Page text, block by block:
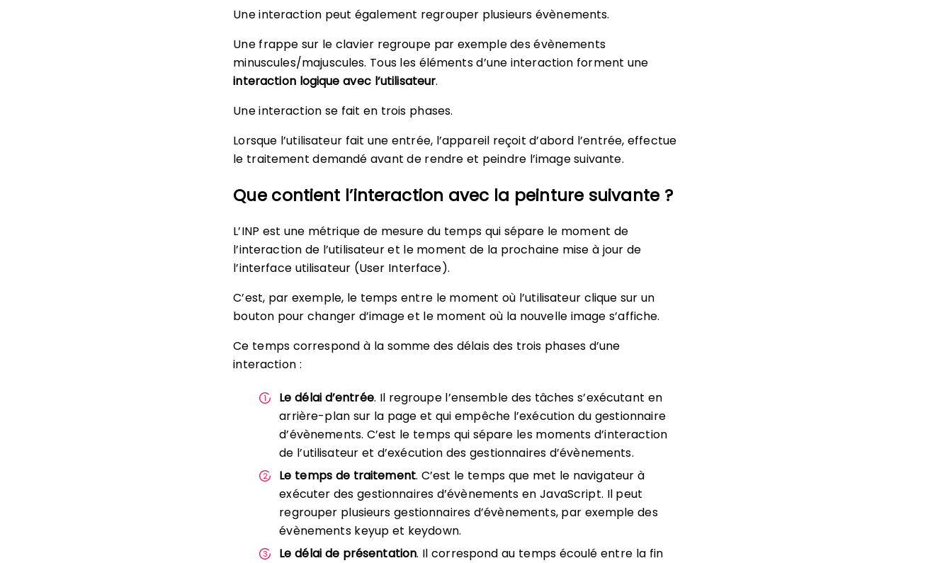
Une interaction peut également regrouper plusieurs évènements.
Une frappe sur le clavier regroupe par exemple des évènements
minuscules/majuscules. Tous les éléments d’une interaction forment une
interaction logique avec l’utilisateur.
Une interaction se fait en trois phases.
Lorsque l’utilisateur fait une entrée, l’appareil reçoit d’abord l’entrée, effectue
le traitement demandé avant de rendre et peindre l’image suivante.
Que contient l’interaction avec la peinture suivante ?
L’INP est une métrique de mesure du temps qui sépare le moment de
l’interaction de l’utilisateur et le moment de la prochaine mise à jour de
l’interface utilisateur (User Interface).
C’est, par exemple, le temps entre le moment où l’utilisateur clique sur un
bouton pour changer d’image et le moment où la nouvelle image s’affiche.
Ce temps correspond à la somme des délais des trois phases d’une
interaction :
Le délai d’entrée. Il regroupe l’ensemble des tâches s’exécutant en
arrière-plan sur la page et qui empêche l’exécution du gestionnaire
d’évènements. C’est le temps qui sépare les moments d’interaction
de l’utilisateur et d’exécution des gestionnaires d’évènements.
Le temps de traitement. C’est le temps que met le navigateur à
exécuter des gestionnaires d’évènements en JavaScript. Il peut
regrouper plusieurs gestionnaires d’évènements, par exemple des
évènements keyup et keydown.
Le délai de présentation. Il correspond au temps écoulé entre la fin